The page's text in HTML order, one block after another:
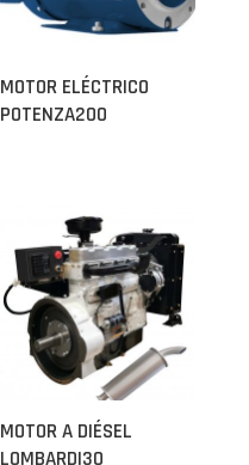
MOTOR ELÉCTRICO
POTENZA200
MOTOR A DIÉSEL
LOMBARDI30